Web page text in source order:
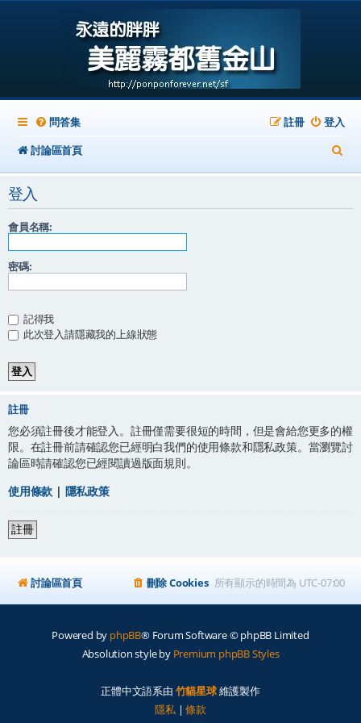
問答集 登入
註冊
討論區首頁
尋
登入
會員名稱:
密碼:
記得我
此次登入請隱藏我的上線狀態
註冊
您必須註冊後才能登入。註冊僅需要很短的時間，但是會給您更多的權
限。在註冊前請確認您已經明白我們的使用條款和隱私政策。當瀏覽討
論區時請確認您已經閱讀過版面規則。
使用條款 | 隱私政策
註冊
討論區首頁 所有顯示的時間為 UTC-07:00
刪除 Cookies
Powered by phpBB® Forum Software © phpBB Limited
Absolution style by Premium phpBB Styles
正體中文語系由 竹貓星球維護製作
隱私 |條款